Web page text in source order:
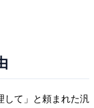
して」と頼まれた汎